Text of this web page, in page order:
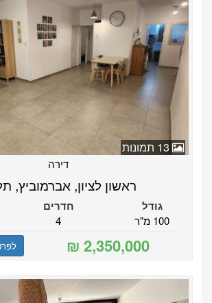
דירה
ראשון לציון, אברמוביץ,
גודל
100 מ"ר
חדרים
4